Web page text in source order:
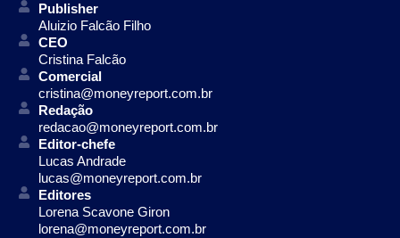
Publisher
Aluizio Falcão Filho
CEO
Cristina Falcão
Comercial
cristina@moneyreport.com.br
Redação
redacao@moneyreport.com.br
Editor-chefe
Lucas Andrade
lucas@moneyreport.com.br
Editores
Lorena Scavone Giron
lorena@moneyreport.com.br